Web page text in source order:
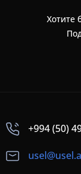
Хотите
+994 (50)